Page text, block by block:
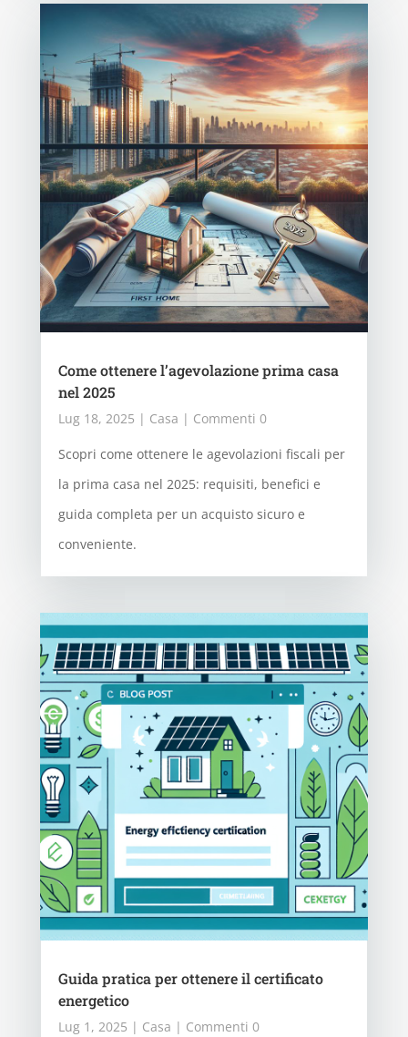
Come ottenere l’agevolazione prima casa
nel 2025
Lug 18, 2025 | Casa | Commenti 0
Scopri come ottenere le agevolazioni fiscali per
la prima casa nel 2025: requisiti, benefici e
guida completa per un acquisto sicuro e
conveniente.
Guida pratica per ottenere il certificato
energetico
Lug 1, 2025 | Casa | Commenti 0